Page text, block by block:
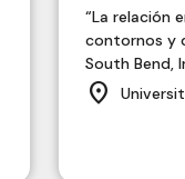
“La relación
contornos y
South Bend,
location_on